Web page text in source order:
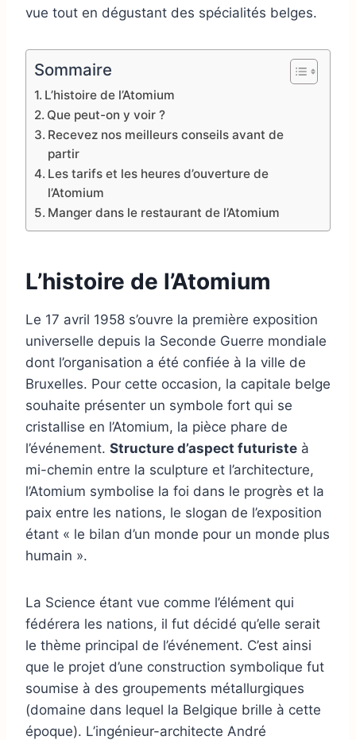
vue tout en dégustant des spécialités belges.
Sommaire
L’histoire de l’Atomium
Que peut-on y voir ?
Recevez nos meilleurs conseils avant de
partir
Les tarifs et les heures d’ouverture de
l’Atomium
Manger dans le restaurant de l’Atomium
L’histoire de l’Atomium
Le 17 avril 1958 s’ouvre la première exposition
universelle depuis la Seconde Guerre mondiale
dont l’organisation a été confiée à la ville de
Bruxelles. Pour cette occasion, la capitale belge
souhaite présenter un symbole fort qui se
cristallise en l’Atomium, la pièce phare de
l’événement. Structure d’aspect futuriste à
mi-chemin entre la sculpture et l’architecture,
l’Atomium symbolise la foi dans le progrès et la
paix entre les nations, le slogan de l’exposition
étant « le bilan d’un monde pour un monde plus
humain ».
La Science étant vue comme l’élément qui
fédérera les nations, il fut décidé qu’elle serait
le thème principal de l’événement. C’est ainsi
que le projet d’une construction symbolique fut
soumise à des groupements métallurgiques
(domaine dans lequel la Belgique brille à cette
époque). L’ingénieur-architecte André